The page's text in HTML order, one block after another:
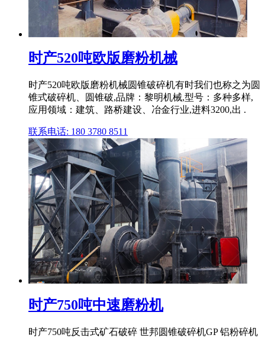
时产520吨欧版磨粉机械
时产520吨欧版磨粉机械圆锥破碎机有时我们也称之为圆
锥式破碎机、圆锥破,品牌：黎明机械,型号：多种多样,
应用领域：建筑、路桥建设、冶金行业,进料3200,出 .
联系电话: 180 3780 8511
时产750吨中速磨粉机
时产750吨反击式矿石破碎 世邦圆锥破碎机GP 铝粉碎机